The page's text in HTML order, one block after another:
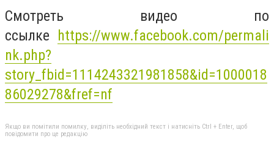
Смотреть видео по
ссылке https://www.facebook.com/permali
nk.php?
story_fbid=1114243321981858&id=1000018
86029278&fref=nf
Якщо ви помітили помилку, виділіть необхідний текст і натисніть Ctrl + Enter, щоб
повідомити про це редакцію